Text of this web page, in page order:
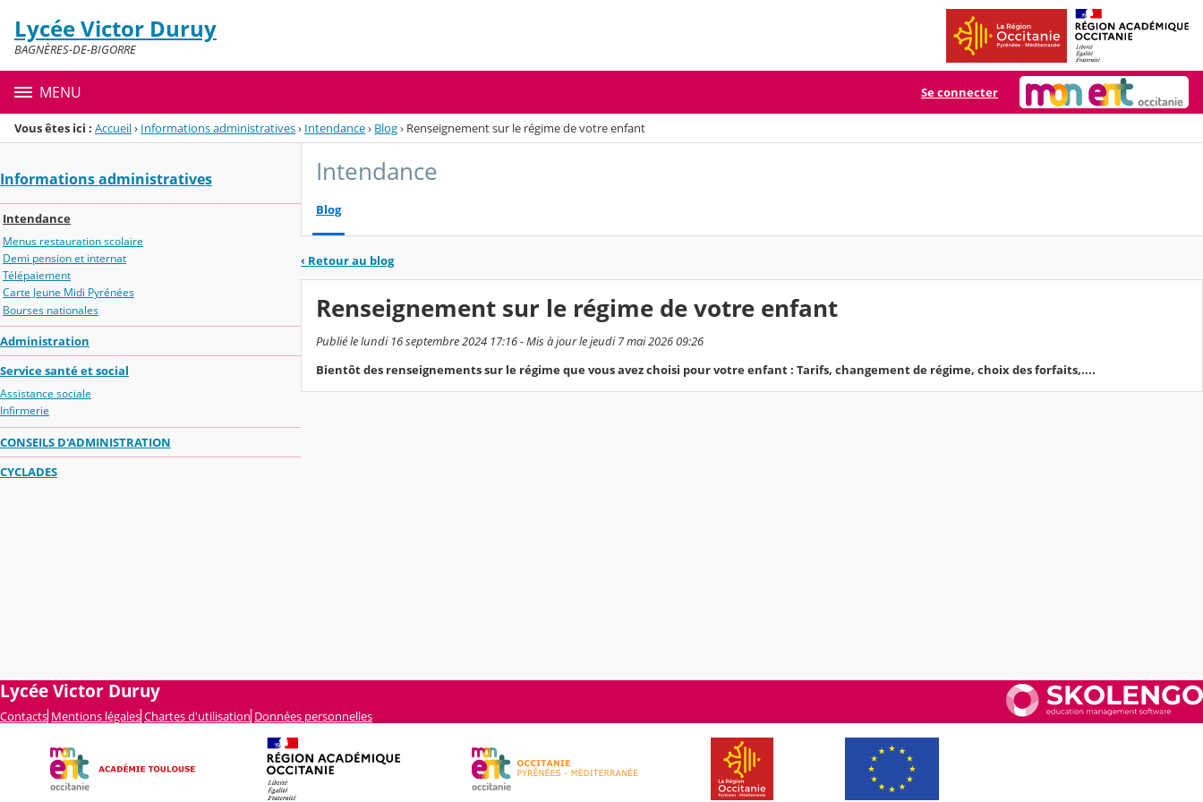
Menu de la rubrique
Contenu
Lycée Victor Duruy
BAGNÈRES-DE-BIGORRE
MENU Se connecter
Vous êtes ici : Accueil› Informations administratives› Intendance› Blog› Renseignement sur le régime de votre enfant
Informations administratives
Intendance
Menus restauration scolaire
Demi pension et internat
Télépaiement
Carte Jeune Midi Pyrénées
Bourses nationales
Administration
Service santé et social
Assistance sociale
Infirmerie
CONSEILS D'ADMINISTRATION
CYCLADES
Intendance
Blog
‹ Retour au blog
Renseignement sur le régime de votre enfant
Publié le lundi 16 septembre 2024 17:16 - Mis à jour le jeudi 7 mai 2026 09:26
Bientôt des renseignements sur le régime que vous avez choisi pour votre enfant : Tarifs, changement de régime, choix des forfaits,....
Lycée Victor Duruy
Contacts Mentions légales Chartes d'utilisation Données personnelles